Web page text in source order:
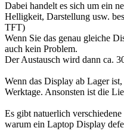
Dabei handelt es sich um ein
Helligkeit, Darstellung usw.
TFT)
Wenn Sie das genau gleiche
auch kein Problem.
Der Austausch wird dann ca.
Wenn das Display ab Lager
Werktage. Ansonsten ist die
Es gibt natuerlich
warum ein Laptop Display